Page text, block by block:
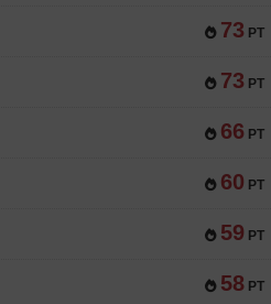
73 PT
73 PT
66 PT
60 PT
59 PT
58 PT